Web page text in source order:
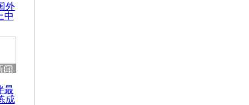
外
中
闻
最
成